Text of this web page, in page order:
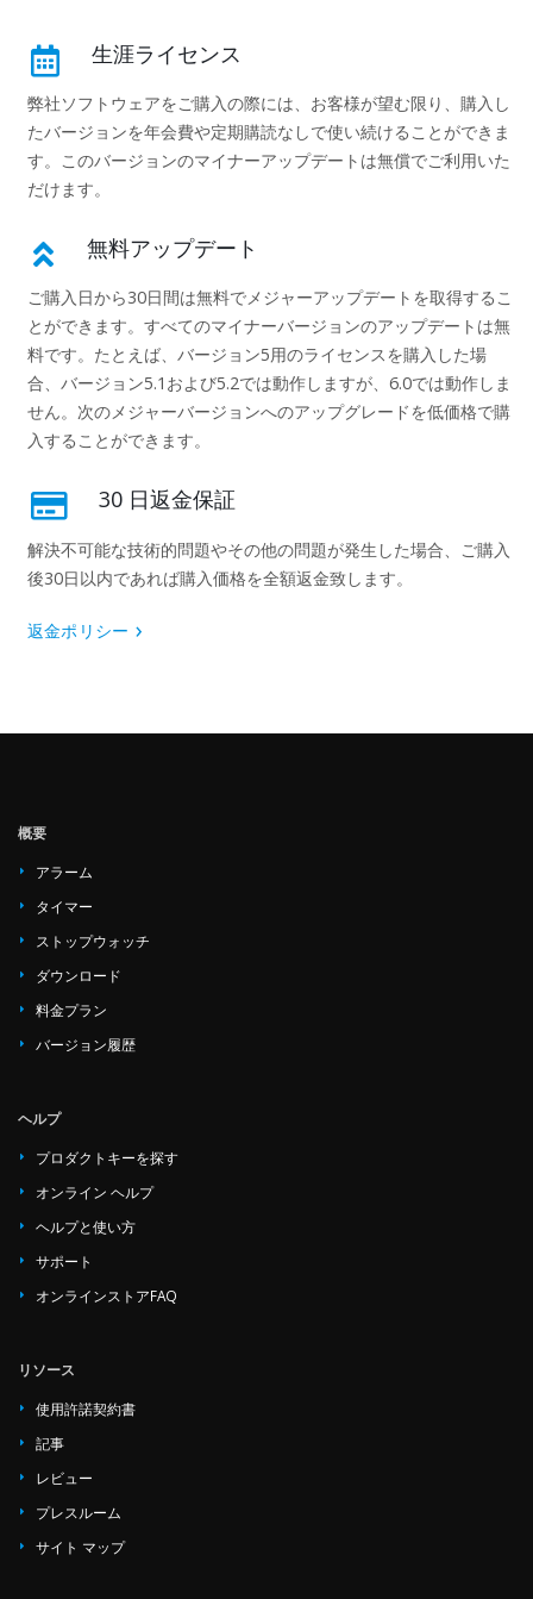
生涯ライセンス
弊社ソフトウェアをご購入の際には、お客様が望む限り、購入し
たバージョンを年会費や定期購読なしで使い続けることができま
す。このバージョンのマイナーアップデートは無償でご利用いた
だけます。
無料アップデート
ご購入日から30日間は無料でメジャーアップデートを取得するこ
とができます。すべてのマイナーバージョンのアップデートは無
料です。たとえば、バージョン5用のライセンスを購入した場
合、バージョン5.1および5.2では動作しますが、6.0では動作しま
せん。次のメジャーバージョンへのアップグレードを低価格で購
入することができます。
30 日返金保証
解決不可能な技術的問題やその他の問題が発生した場合、ご購入
後30日以内であれば購入価格を全額返金致します。
返金ポリシー
概要
アラーム
タイマー
ストップウォッチ
ダウンロード
料金プラン
バージョン履歴
ヘルプ
プロダクトキーを探す
オンライン ヘルプ
ヘルプと使い方
サポート
オンラインストアFAQ
リソース
使用許諾契約書
記事
レビュー
プレスルーム
サイト マップ